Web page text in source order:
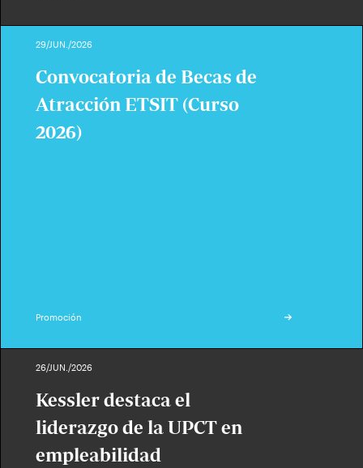
29/JUN./2026
Convocatoria de Becas de
Atracción ETSIT (Curso
2026)
Promoción
26/JUN./2026
Kessler destaca el
liderazgo de la UPCT en
empleabilidad